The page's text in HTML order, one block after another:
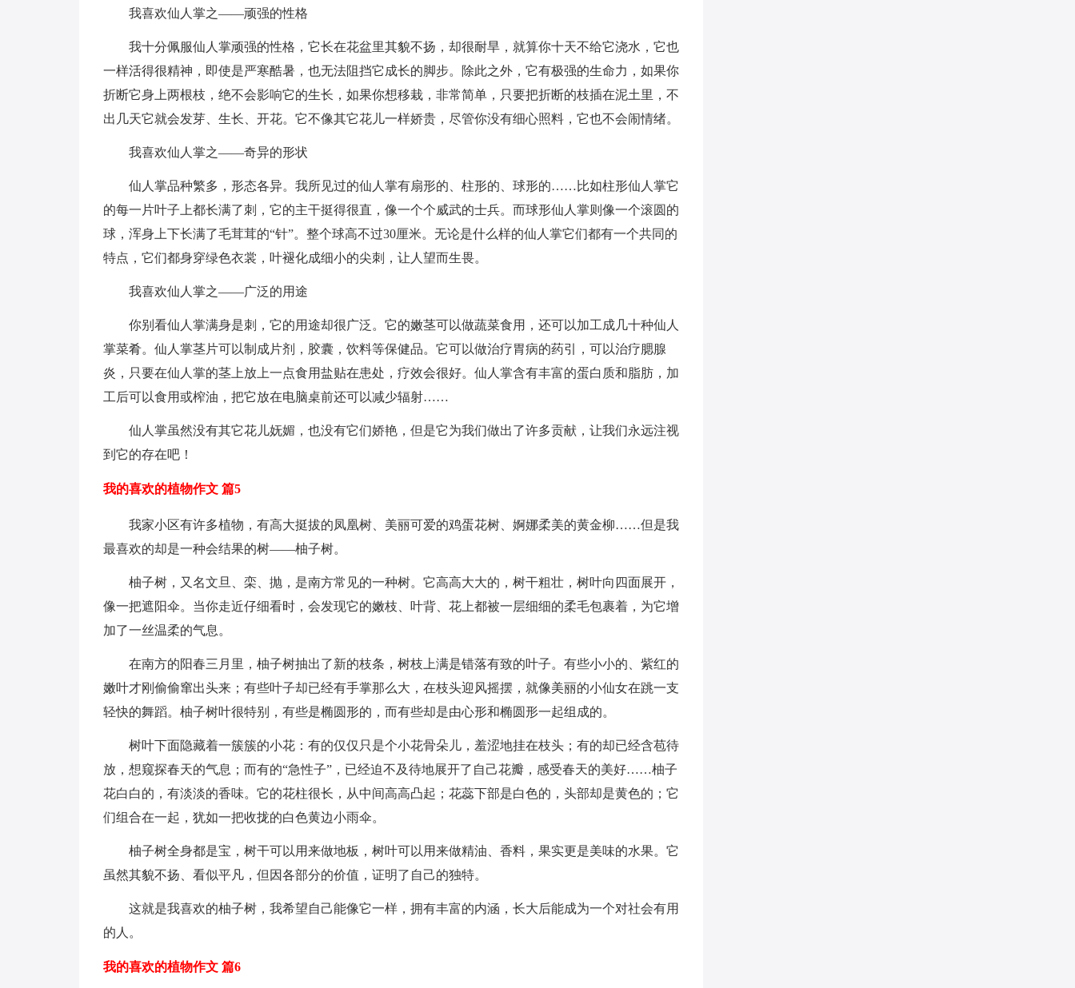
我喜欢仙人掌之——顽强的性格
我十分佩服仙人掌顽强的性格，它长在花盆里其貌不扬，却很耐旱，就算你十天不给它浇水，它也
一样活得很精神，即使是严寒酷暑，也无法阻挡它成长的脚步。除此之外，它有极强的生命力，如果你
折断它身上两根枝，绝不会影响它的生长，如果你想移栽，非常简单，只要把折断的枝插在泥土里，不
出几天它就会发芽、生长、开花。它不像其它花儿一样娇贵，尽管你没有细心照料，它也不会闹情绪。
我喜欢仙人掌之——奇异的形状
仙人掌品种繁多，形态各异。我所见过的仙人掌有扇形的、柱形的、球形的……比如柱形仙人掌它
的每一片叶子上都长满了刺，它的主干挺得很直，像一个个威武的士兵。而球形仙人掌则像一个滚圆的
球，浑身上下长满了毛茸茸的“针”。整个球高不过30厘米。无论是什么样的仙人掌它们都有一个共同的
特点，它们都身穿绿色衣裳，叶褪化成细小的尖刺，让人望而生畏。
我喜欢仙人掌之——广泛的用途
你别看仙人掌满身是刺，它的用途却很广泛。它的嫩茎可以做蔬菜食用，还可以加工成几十种仙人
掌菜肴。仙人掌茎片可以制成片剂，胶囊，饮料等保健品。它可以做治疗胃病的药引，可以治疗腮腺
炎，只要在仙人掌的茎上放上一点食用盐贴在患处，疗效会很好。仙人掌含有丰富的蛋白质和脂肪，加
工后可以食用或榨油，把它放在电脑桌前还可以减少辐射……
仙人掌虽然没有其它花儿妩媚，也没有它们娇艳，但是它为我们做出了许多贡献，让我们永远注视
到它的存在吧！
我的喜欢的植物作文 篇5
我家小区有许多植物，有高大挺拔的凤凰树、美丽可爱的鸡蛋花树、婀娜柔美的黄金柳……但是我
最喜欢的却是一种会结果的树——柚子树。
柚子树，又名文旦、栾、抛，是南方常见的一种树。它高高大大的，树干粗壮，树叶向四面展开，
像一把遮阳伞。当你走近仔细看时，会发现它的嫩枝、叶背、花上都被一层细细的柔毛包裹着，为它增
加了一丝温柔的气息。
在南方的阳春三月里，柚子树抽出了新的枝条，树枝上满是错落有致的叶子。有些小小的、紫红的
嫩叶才刚偷偷窜出头来；有些叶子却已经有手掌那么大，在枝头迎风摇摆，就像美丽的小仙女在跳一支
轻快的舞蹈。柚子树叶很特别，有些是椭圆形的，而有些却是由心形和椭圆形一起组成的。
树叶下面隐藏着一簇簇的小花：有的仅仅只是个小花骨朵儿，羞涩地挂在枝头；有的却已经含苞待
放，想窥探春天的气息；而有的“急性子”，已经迫不及待地展开了自己花瓣，感受春天的美好……柚子
花白白的，有淡淡的香味。它的花柱很长，从中间高高凸起；花蕊下部是白色的，头部却是黄色的；它
们组合在一起，犹如一把收拢的白色黄边小雨伞。
柚子树全身都是宝，树干可以用来做地板，树叶可以用来做精油、香料，果实更是美味的水果。它
虽然其貌不扬、看似平凡，但因各部分的价值，证明了自己的独特。
这就是我喜欢的柚子树，我希望自己能像它一样，拥有丰富的内涵，长大后能成为一个对社会有用
的人。
我的喜欢的植物作文 篇6